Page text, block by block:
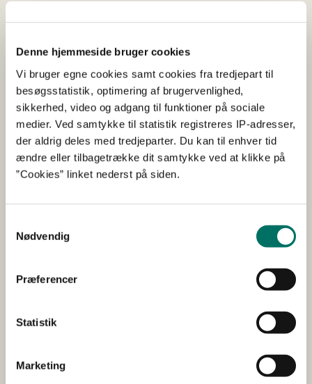
Denne hjemmeside bruger cookies
Vi bruger egne cookies samt cookies fra tredjepart til
besøgsstatistik, optimering af brugervenlighed,
sikkerhed, video og adgang til funktioner på sociale
medier. Ved samtykke til statistik registreres IP-adresser,
der aldrig deles med tredjeparter. Du kan til enhver tid
ændre eller tilbagetrække dit samtykke ved at klikke på
”Cookies” linket nederst på siden.
Nødvendig
Præferencer
Statistik
Marketing
Det Dyreetiske Råd afgav i 2026 en udtalelse om
udsætning af dyr til naturforvaltning.
Dyreetiske Råd (2026)
Det Dyreetiske Råd udarbejdede første gang i 2015 et
notat om forskellige etiske tilgange til menneskers